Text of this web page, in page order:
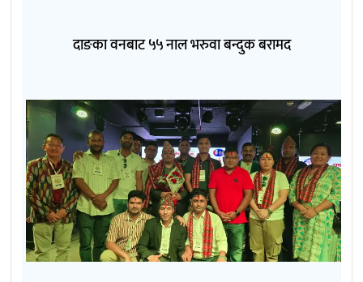
दाङका वनबाट ५५ नाल भरुवा बन्दुक बरामद